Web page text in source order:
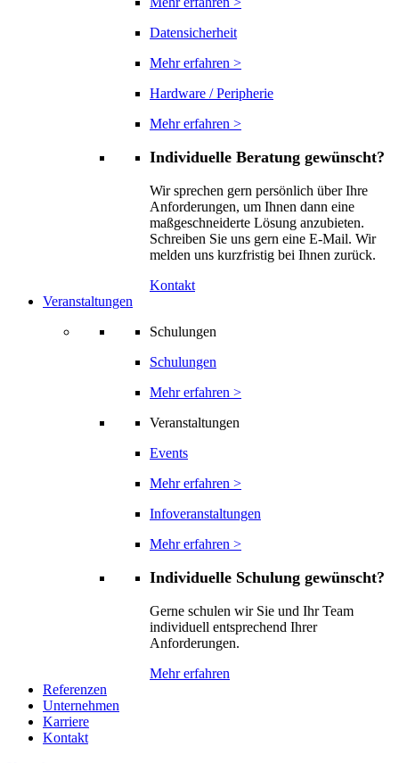
Datensicherheit
Mehr erfahren >
Hardware / Peripherie
Mehr erfahren >
Individuelle Beratung gewünscht?
Wir sprechen gern persönlich über Ihre
Anforderungen, um Ihnen dann eine
maßgeschneiderte Lösung anzubieten.
Schreiben Sie uns gern eine E-Mail. Wir
melden uns kurzfristig bei Ihnen zurück.
Kontakt
Veranstaltungen
Schulungen
Schulungen
Mehr erfahren >
Veranstaltungen
Events
Mehr erfahren >
Infoveranstaltungen
Mehr erfahren >
Individuelle Schulung gewünscht?
Gerne schulen wir Sie und Ihr Team
individuell entsprechend Ihrer
Anforderungen.
Mehr erfahren
Referenzen
Unternehmen
Karriere
Kontakt